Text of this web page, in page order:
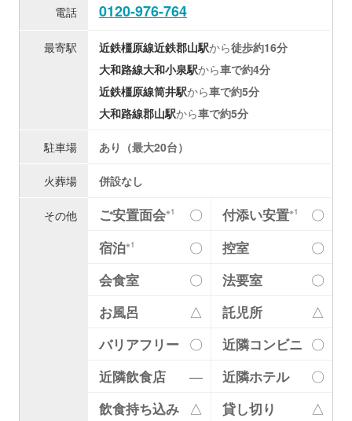
電話 0120-976-764
最寄駅 近鉄橿原線近鉄郡山駅から徒歩約16分
大和路線大和小泉駅から車で約4分
近鉄橿原線筒井駅から車で約5分
大和路線郡山駅から車で約5分
駐車場 あり（最大20台）
火葬場 併設なし
その他 ご安置面会※1 〇 付添い安置※1
〇
宿泊※1 〇 控室
〇
会食室
〇 法要室
〇
お風呂
△ 託児所
△
バリアフリー 〇 近隣コンビニ 〇
近隣飲食店
― 近隣ホテル
〇
飲食持ち込み
△ 貸し切り
△